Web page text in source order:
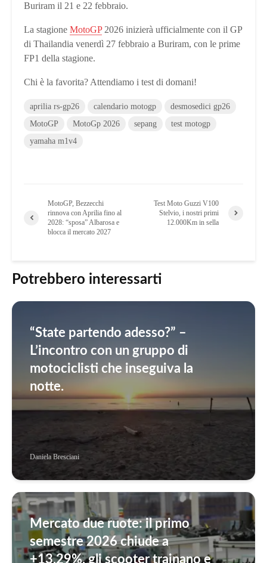
Buriram il 21 e 22 febbraio.
La stagione MotoGP2026 inizierà ufficialmente con il GP
di Thailandia venerdì 27 febbraio a Buriram, con le prime
FP1 della stagione.
Chi è la favorita? Attendiamo i test di domani!
aprilia rs-gp26 calendario motogp
desmosedici gp26
MotoGP
MotoGp 2026 sepang
test motogp
yamaha m1v4
MotoGP, Bezzecchi
rinnova con Aprilia fino al
2028: “sposa” Albarosa e
blocca il mercato 2027
Test Moto Guzzi V100
Stelvio, i nostri primi
12.000Km in sella
Potrebbero interessarti
“State partendo adesso?” –
L’incontro con un gruppo di
motociclisti che inseguiva la
notte.
Daniela Bresciani
Mercato due ruote: il primo
semestre 2026 chiude a
+13,29%, gli scooter trainano e